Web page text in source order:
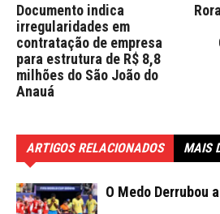
Documento indica
irregularidades em
contratação de empresa
para estrutura de R$ 8,8
milhões do São João do
Anauá
ARTIGOS RELACIONADOS MAIS
O Medo Derrubou